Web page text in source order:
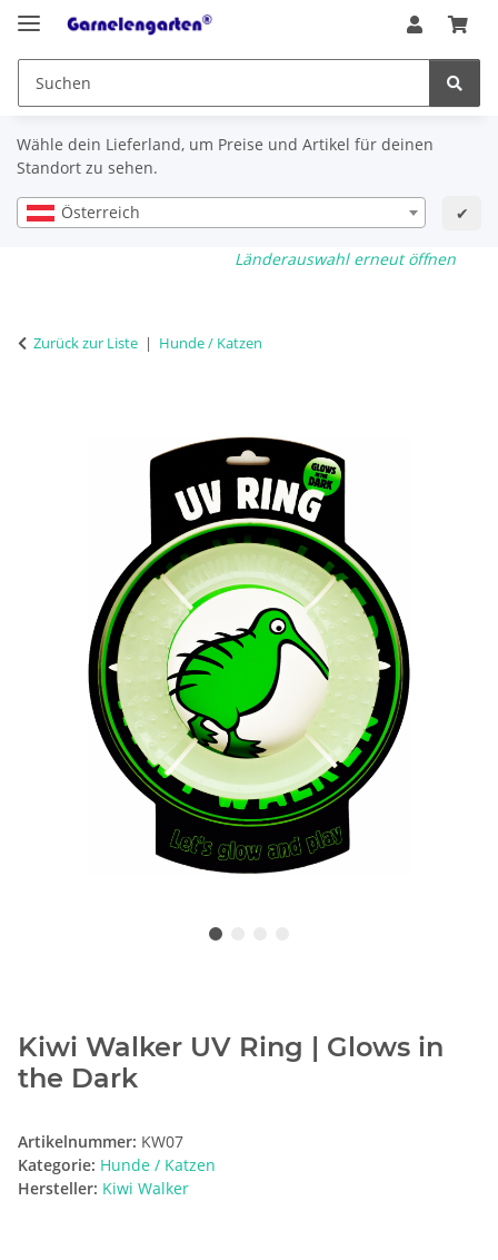
Wähle dein Lieferland, um Preise und Artikel für deinen
Standort zu sehen.
Österreich ✔
Länderauswahl erneut öffnen
Zurück zur Liste Hunde / Katzen
Kiwi Walker UV Ring | Glows in
the Dark
Artikelnummer: KW07
Kategorie: Hunde / Katzen
Hersteller: Kiwi Walker